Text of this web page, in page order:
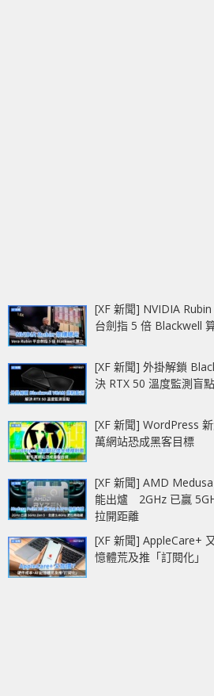
[XF 新聞] NVIDIA
台劍指 5 倍 Blackwell
[XF 新聞] 外掛解鎖
決 RTX 50 溫度監測盲點
[XF 新聞] WordPress
萬網站恐成黑客目標
[XF 新聞] AMD
能出爐 2GHz 已贏
拉開距離
[XF 新聞] AppleCare+
憶體荒及推「訂閱化」